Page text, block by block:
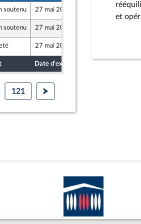
soutenu 27 mai 2026 13 mai 2026
soutenu 27 mai 2026
27 mai 2026
Date d'examen
121
et